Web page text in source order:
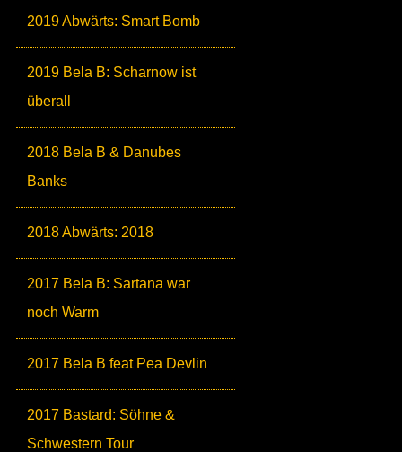
2019 Abwärts: Smart Bomb
2019 Bela B: Scharnow ist
überall
2018 Bela B & Danubes
Banks
2018 Abwärts: 2018
2017 Bela B: Sartana war
noch Warm
2017 Bela B feat Pea Devlin
2017 Bastard: Söhne &
Schwestern Tour